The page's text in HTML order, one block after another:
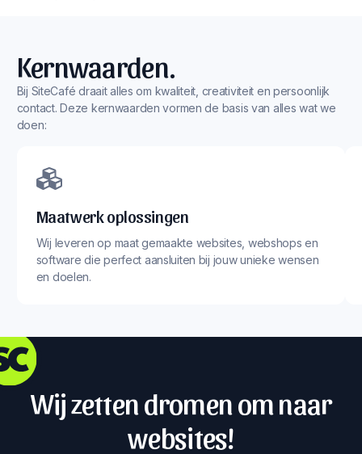
Kernwaarden.
Bij SiteCafé draait alles om kwaliteit, creativiteit en persoonlijk
contact. Deze kernwaarden vormen de basis van alles wat we
doen:
Maatwerk oplossingen
Wij leveren op maat gemaakte websites, webshops en
software die perfect aansluiten bij jouw unieke wensen
en doelen.
Wij zetten dromen om naar
websites!